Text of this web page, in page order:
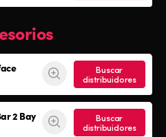
Buscar
distribuidores
2 Bay
Buscar
distribuidores